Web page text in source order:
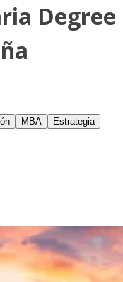
Degree
MBA
Estrategia